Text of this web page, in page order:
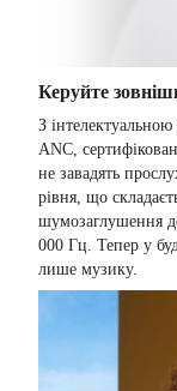
Керуйте
З
АNC,
не завадять
рівня, що
шумозаглушення
000 Гц. Тепер у
лише музику.